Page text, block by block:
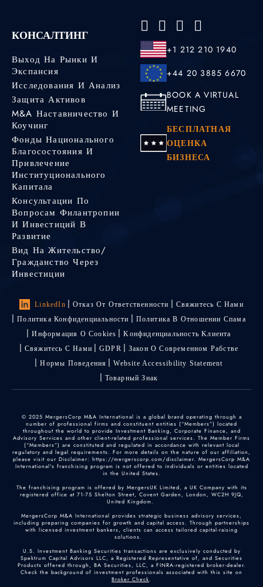
КОНСАЛТИНГ
Выход На Рынки И
Экспансия
Исследования И Анализ
Защита Активов
M&A Наставничество И
Коучинг
Фонды Национального
Благосостояния И
Привлечение
Институционального
Капитала
Консультации По
Вопросам Филантропии
И Инвестиций В
Развитие
Вид На Жительство/
Гражданство Через
Инвестиции
+1 212 210 1940
+44 20 3885 6670
BOOK A VIRTUAL
MEETING
БЕСПЛАТНАЯ
ОЦЕНКА
БИЗНЕСА
LinkedIn Отказ От Ответственности
Свяжитесь С Нами
Политика Конфиденциальности
Политика В Отношении Спама
Информация О Cookies
Kонфиденциальность Kлиента
Свяжитесь С Нами
GDPR
Закон О Современном Рабстве
Нормы Поведения
Website Accessibility Statement
Товарный Знак
© 2025 MergersCorp M&A International is a global brand operating through a
number of professional firms and constituent entities (“Members”) located
throughout the world to provide Investment Banking, Corporate Finance, and
Advisory Services and other client-related professional services. The Member Firms
(“Members”) are constituted and regulated in accordance with relevant local
regulatory and legal requirements. For more details on the nature of our affiliation,
please visit our Disclaimer: https://mergerscorp.com/disclaimer. MergersCorp M&A
International's franchising program is not offered to individuals or entities located
in the United States.
The franchising program is offered by MergersUK Limited, a UK Company with its
registered office at 71-75 Shelton Street, Covent Garden, London, WC2H 9JQ,
United Kingdom.
MergersCorp M&A International provides strategic business advisory services,
including preparing companies for growth and capital access. Through partnerships
with licensed investment bankers, clients can access tailored capital-raising
solutions.
U.S. Investment Banking Securities transactions are exclusively conducted by
Spektrum Capital Advisors LLC, a Registered Representative of, and Securities
Products offered through, BA Securities, LLC, a FINRA-registered broker-dealer.
Check the background of investment professionals associated with this site on
Broker Check.